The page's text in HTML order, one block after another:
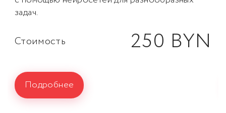
задач.
Стоимость 250 BYN
Подробнее